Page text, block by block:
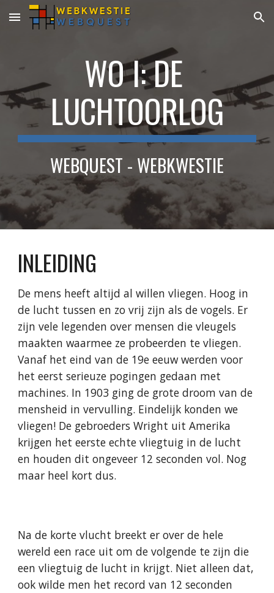
Skip to main content Skip to navigation
WO I: DE
LUCHTOORLOG
WEBQUEST - WEBKWESTIE
INLEIDING
De mens heeft altijd al willen vliegen. Hoog in
de lucht tussen en zo vrij zijn als de vogels. Er
zijn vele legenden over mensen die vleugels
maakten waarmee ze probeerden te vliegen.
Vanaf het eind van de 19e eeuw werden voor
het eerst serieuze pogingen gedaan met
machines. In 1903 ging de grote droom van de
mensheid in vervulling. Eindelijk konden we
vliegen! De gebroeders Wright uit Amerika
krijgen het eerste echte vliegtuig in de lucht
en houden dit ongeveer 12 seconden vol. Nog
maar heel kort dus.
Na de korte vlucht breekt er over de hele
wereld een race uit om de volgende te zijn die
een vliegtuig de lucht in krijgt. Niet alleen dat,
ook wilde men het record van 12 seconden